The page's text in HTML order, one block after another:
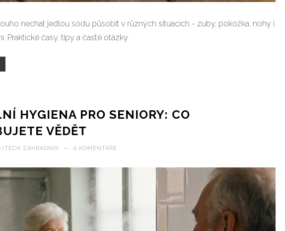
nechat jedlou sodu působit v různých situacích - zuby, pokožka, nohy i
Praktické časy, tipy a časté otázky.
HYGIENA PRO SENIORY: CO
VĚDĚT
ZAHRADNÍK — 0 KOMENTÁŘE